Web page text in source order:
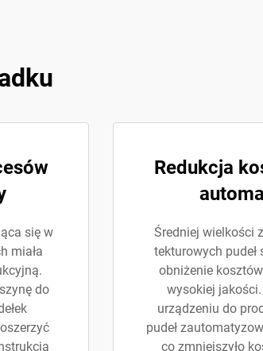
się w
miała
do
Redukcja
Średniej wielkości
tekturowych pudeł
obniżenie
wysokiej
urządzeniu do
pudeł
co zmniejszyło